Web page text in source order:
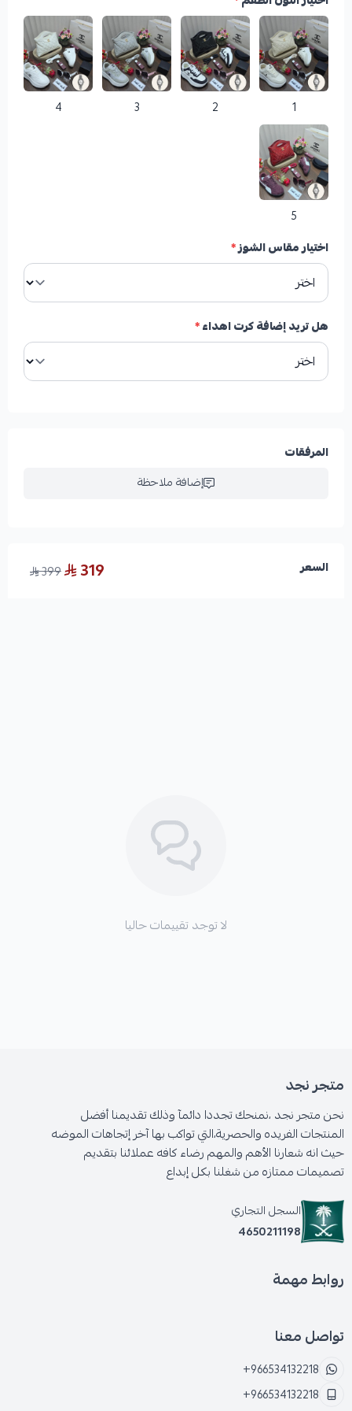
1
2
3
4
5
اختيار مقاس الشوز*
هل تريد إضافة كرت اهداء*
المرفقات
إضافة ملاحظة
السعر 319
399
لا توجد تقييمات حاليا
متجر نجد
نحن متجر نجد ،نمنحك تجددا دائمآ وذلك تقديمنا أفضل
المنتجات الفريده والحصرية،التي تواكب بها آخر إتجاهات الموضه
حيث انه شعارنا الأهم والمهم رضاء كافه عملائنا بتقديم
تصميمات ممتازه من شغلنا بكل إبداع
السجل التجاري
4650211198
روابط مهمة
تواصل معنا
+966534132218
+966534132218